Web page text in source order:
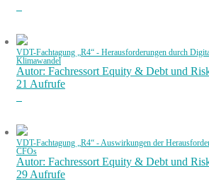
VDT-Fachtagung „R4“ - Herausforderungen durch
Klimawandel
Autor: Fachressort Equity & Debt und
21 Aufrufe
VDT-Fachtagung „R4“ - Auswirkungen der
CFOs
Autor: Fachressort Equity & Debt und
29 Aufrufe